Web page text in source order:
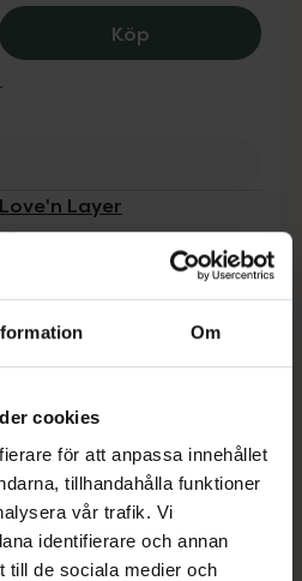
Om
cookies
för att anpassa innehållet
tillhandahålla funktioner
vår trafik. Vi
identifierare och annan
till de sociala medier och
KöpLove'n Layer
Layer
Dölj
är till dig som gillar färg
lila nyans med glansig
alltid ska se nygjord ut.
för solljus och värme